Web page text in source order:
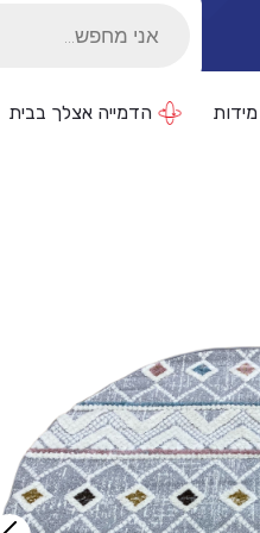
search
מידות הדמייה אצלך בבית